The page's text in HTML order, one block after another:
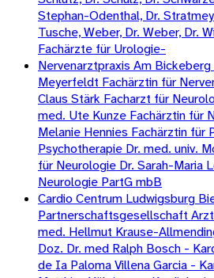
Stephan-Odenthal, Dr.
Tusche, Weber, Dr. Weber, Dr.
Fachärzte für Urologie-
Nervenarztpraxis Am Bickeberg
Meyerfeldt Fachärztin für
Claus Stärk Facharzt für
med. Ute Kunze Fachärztin für
Melanie Hennies Fachärztin für
Psychotherapie Dr. med. univ.
für Neurologie Dr. Sarah-Maria
Neurologie PartG mbB
Cardio Centrum Ludwigsburg
Partnerschaftsgesellschaft
med. Hellmut Krause-
Doz. Dr. med Ralph Bosch -
de Ia Paloma Villena Garcia -